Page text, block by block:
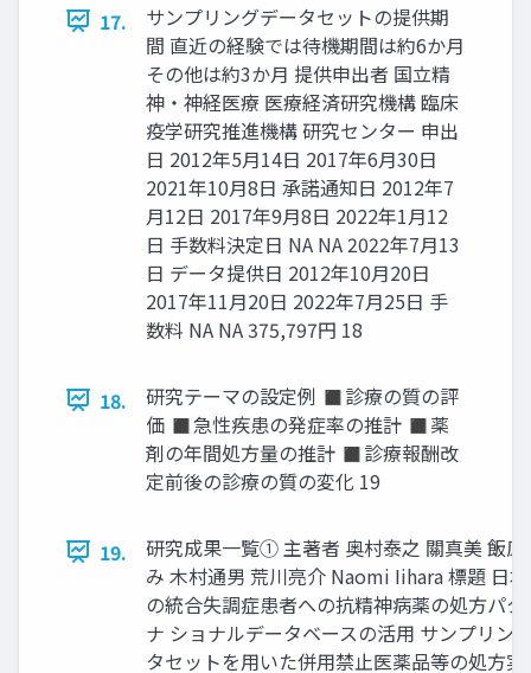
17.
サンプリングデータセットの提供期
間 直近の経験では待機期間は約6か月
その他は約3か月 提供申出者 国立精
神・神経医療 医療経済研究機構 臨床
疫学研究推進機構 研究センター 申出
日 2012年5月14日 2017年6月30日
2021年10月8日 承諾通知日 2012年7
月12日 2017年9月8日 2022年1月12
日 手数料決定日 NA NA 2022年7月13
日 データ提供日 2012年10月20日
2017年11月20日 2022年7月25日 手
数料 NA NA 375,797円 18
18.
研究テーマの設定例 ◼診療の質の評
価 ◼急性疾患の発症率の推計 ◼薬
剤の年間処方量の推計 ◼診療報酬改
定前後の診療の質の変化 19
19.
研究成果一覧① 主著者 奥村泰之 關真美 飯原
み 木村通男 荒川亮介 Naomi Iihara 標題 日
の統合失調症患者への抗精神病薬の処方パタ
ナ ショナルデータベースの活用 サンプリン
タセットを用いた併用禁止医薬品等の処方実